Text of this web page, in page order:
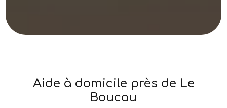
Aide à domicile près de Le
Boucau